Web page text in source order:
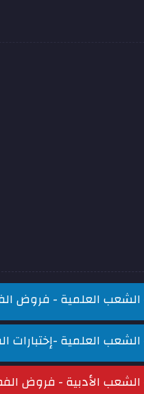
- الشعب العلمية - فروض
- الشعب العلمية -إختبارات
- الشعب الأدبية - فروض